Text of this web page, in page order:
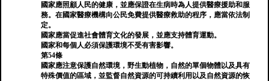
國家應照顧人民的健康，並應保證在生病時為人提供醫療援助和服
務。在國家醫療機構向公民免費提供醫療救助的程序，應當依法制
定。
國家應當促進社會體育文化的發展，並應支持體育運動。
國家和每個人必須保護環境不受有害影響。
第54條
國家應注意保護自然環境，野生動植物，自然的單個物體以及具有
特殊價值的區域，並監督自然資源的可持續利用以及自然資源的恢